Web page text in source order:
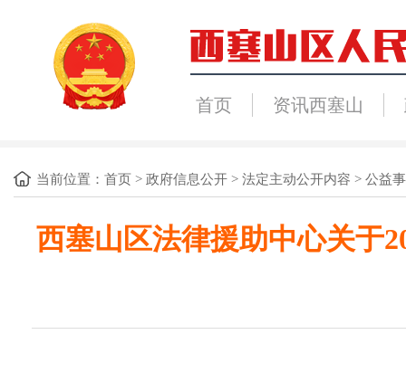
首页 资讯西塞山
当前位置： 首页 > 政府信息公开 > 法定主动公开内容 > 公益
西塞山区法律援助中心关于